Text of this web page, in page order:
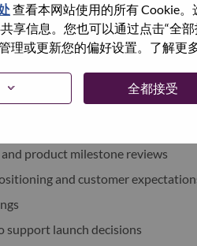
查看本网站使用的所有 Cookie
享信息。您也可以通过点击“全
理或更新您的偏好设置。了解更
全都接受
关注“联想集团”微博及微信公众号
。
product milestone reviews
and customer
support launch decisions